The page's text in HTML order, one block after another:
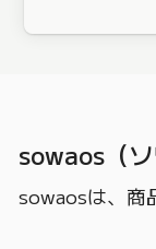
sowaos（
sowaosは、商